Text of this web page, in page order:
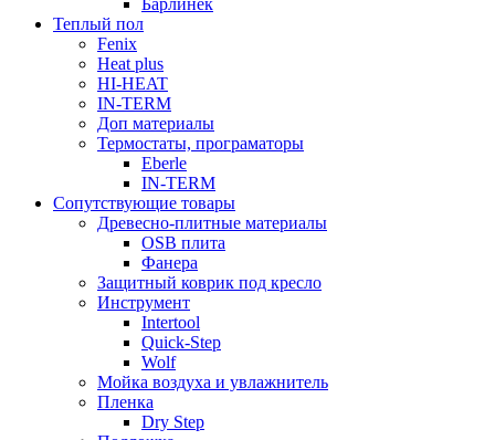
Теплый пол
Fenix
Heat plus
HI-HEAT
IN-TERM
Доп материалы
Термостаты, програматоры
Eberle
IN-TERM
Сопутствующие товары
Древесно-плитные материалы
OSB плита
Фанера
Защитный коврик под кресло
Инструмент
Intertool
Quick-Step
Wolf
Мойка воздуха и увлажнитель
Пленка
Dry Step